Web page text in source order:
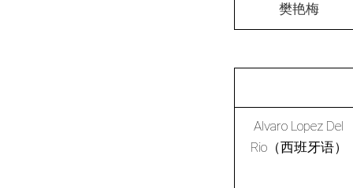
樊艳梅
Alvaro Lopez Del
Rio（西班牙语）